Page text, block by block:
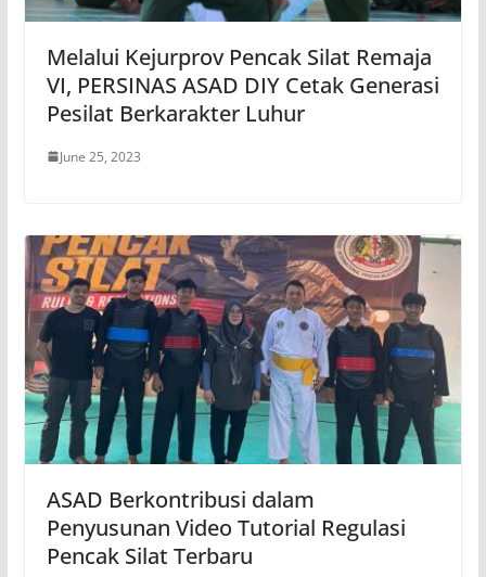
Melalui Kejurprov Pencak Silat Remaja
VI, PERSINAS ASAD DIY Cetak Generasi
Pesilat Berkarakter Luhur
June 25, 2023
ASAD Berkontribusi dalam
Penyusunan Video Tutorial Regulasi
Pencak Silat Terbaru